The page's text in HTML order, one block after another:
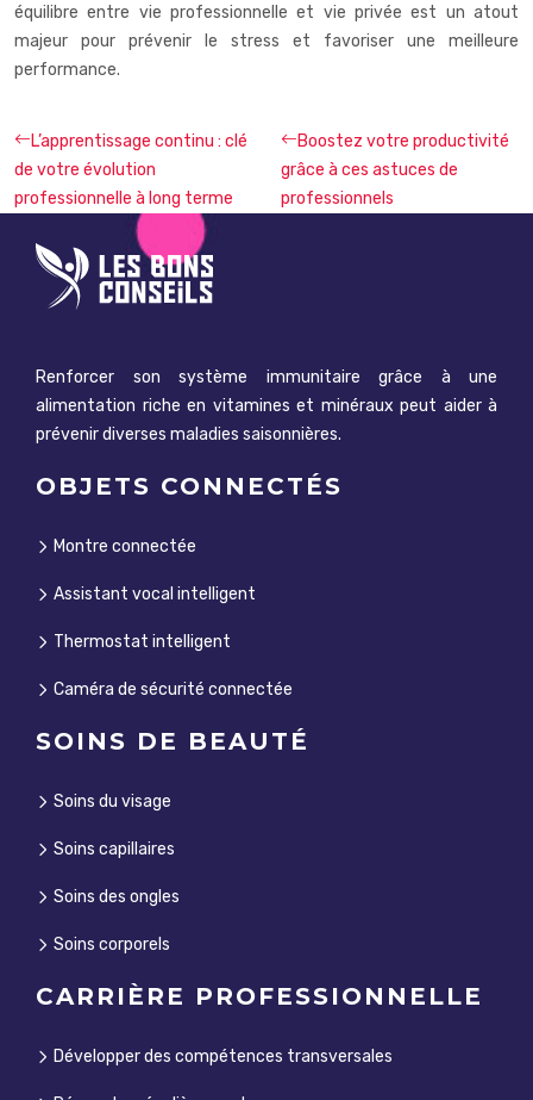
équilibre entre vie professionnelle et vie privée est un atout
majeur pour prévenir le stress et favoriser une meilleure
performance.
L’apprentissage continu : clé
de votre évolution
professionnelle à long terme
Boostez votre productivité
grâce à ces astuces de
professionnels
Renforcer son système immunitaire grâce à une
alimentation riche en vitamines et minéraux peut aider à
prévenir diverses maladies saisonnières.
OBJETS CONNECTÉS
Montre connectée
Assistant vocal intelligent
Thermostat intelligent
Caméra de sécurité connectée
SOINS DE BEAUTÉ
Soins du visage
Soins capillaires
Soins des ongles
Soins corporels
CARRIÈRE PROFESSIONNELLE
Développer des compétences transversales